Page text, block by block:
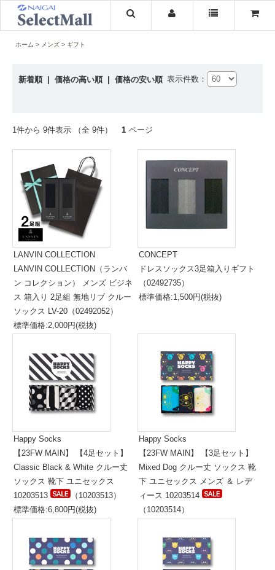
ホーム メンズ ギフト
新着順 価格の高い順 価格の安い順 表示件数：
1件から 9件表示 （全 9件） 1 ページ
LANVIN COLLECTION
LANVIN COLLECTION（ランバ
ン コレクション） メンズ ビジネ
ス 箱入り 2足組 無地リブ クルー
ソックス LV-20（02492052）
標準価格:2,000円(税抜)
CONCEPT
ドレスソックス3足箱入りギフト
（02492735）
標準価格:1,500円(税抜)
Happy Socks
【23FW MAIN】 【4足セット】
Classic Black & White クルー丈
ソックス 靴下 ユニセックス
10203513
（10203513）
標準価格:6,800円(税抜)
Happy Socks
【23FW MAIN】 【3足セット】
Mixed Dog クルー丈 ソックス 靴
下 ユニセックス メンズ ＆ レデ
ィース 10203514
（10203514）